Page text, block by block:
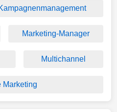
Marketing-Manager
Multichannel
Marketing